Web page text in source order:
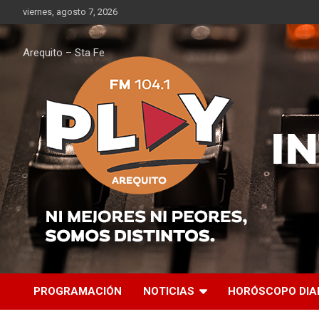
al
contenido
viernes, agosto 7, 2026
Arequito – Sta Fe
PROGRAMACIÓN NOTICIAS HORÓSCOPO